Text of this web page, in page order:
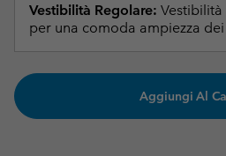
Vestibilità Regolare: Vestibilità
per una comoda ampiezza
Aggiungi Al